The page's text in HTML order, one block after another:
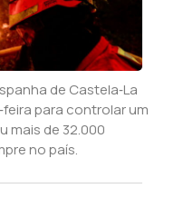
de Castela‑La
para controlar um
mais de 32.000
no país.